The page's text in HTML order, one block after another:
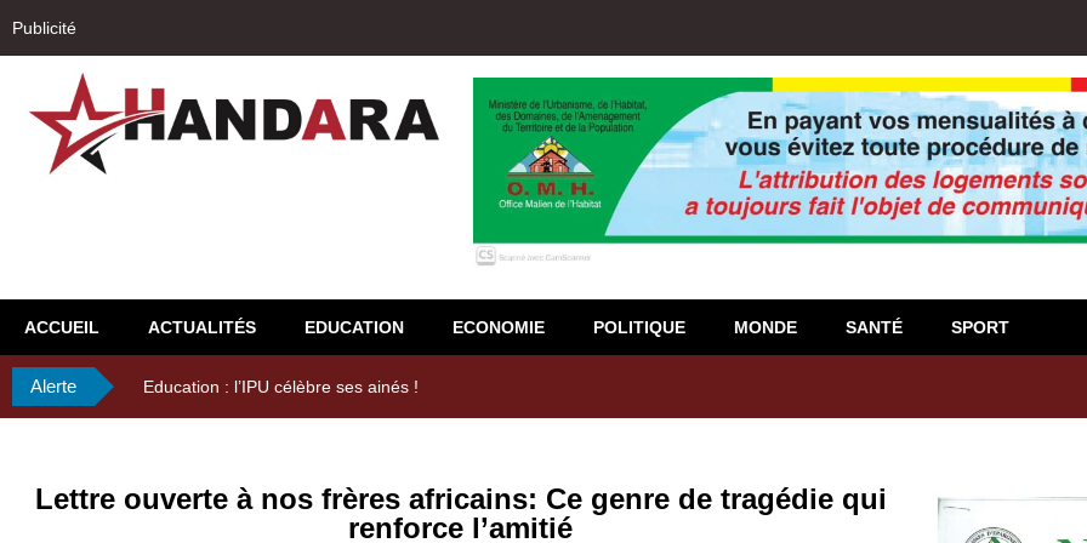
Publicité
ACCUEIL ACTUALITÉS EDUCATION ECONOMIE POLITIQUE MONDE SANTÉ SPORT
Alerte 29ème Assemblée Générale Ordinaire de l’Union Nyèsigiso : L’encours total des dépôts des membres passé de 18
Lettre ouverte à nos frères africains: Ce genre de tragédie qui
renforce l’amitié